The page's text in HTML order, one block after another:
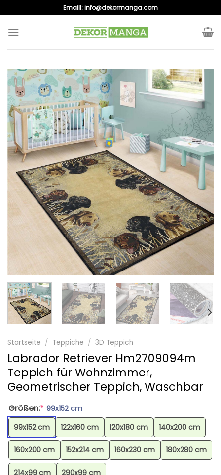
to
content
Emaill:info@dekormanga.com
Startseite / Teppiche / 3D Teppich
Labrador Retriever Hm2709094m
Teppich für Wohnzimmer,
Geometrischer Teppich, Waschbar
Größen:* 99x152 cm
99x152 cm
122x160 cm 120x180 cm 140x200 cm
160x200 cm 152x214 cm 160x230 cm 180x280 cm
214x99 cm 290x99 cm